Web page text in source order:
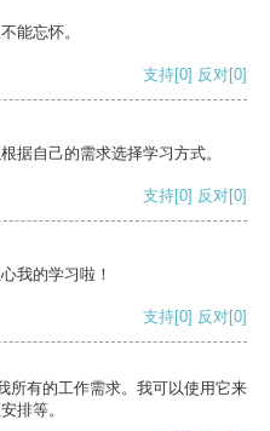
能忘怀。
支持[0] 反对[0]
据自己的需求选择学习方式。
支持[0] 反对[0]
我的学习啦！
支持[0] 反对[0]
所有的工作需求。我可以使用它来
排等。